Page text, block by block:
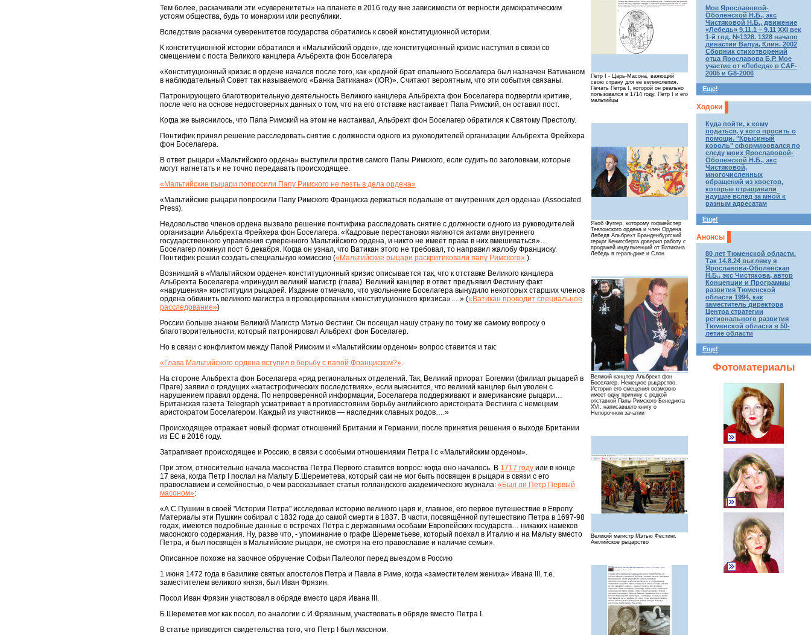
Петр I - Царь-Масона, ваяющий
свою страну для её великолепия.
Печать Петра I, которой он реально
пользовался в 1714 году. Петр I и его
мальтийцы
Якоб Фуггер, которому гофмейстер
Тевтонского ордена и член Ордена
Лебедя Альбрехт Бранденбургский
герцог Кенигсберга доверил работу с
продажей индульгенций от Ватикана.
Лебедь в геральдике и Слон
Великий канцлер Альбрехт фон
Боселагер. Немецкое рыцарство.
История его смещения возможно
имеет одну причину с редкой
отставкой Папы Римского Бенедикта
XVI, написавшего книгу о
Непорочном зачатии
Великий магистр Мэтью Фестинг.
Английское рыцарство
Тем более, раскачивали эти «суверенитеты» на планете в 2016 году вне зависимости от верности демократическим
устоям общества, будь то монархии или республики.
Вследствие раскачки суверенитетов государства обратились к своей конституционной истории.
К конституционной истории обратился и «Мальтийский орден», где конституционный кризис наступил в связи со
смещением с поста Великого канцлера Альбрехта фон Боселагера
«Конституционный кризис в ордене начался после того, как «родной брат опального Боселагера был назначен Ватиканом
в наблюдательный Совет так называемого «Банка Ватикана» (IOR)». Считают вероятным, что эти события связаны.
Патронирующего благотворительную деятельность Великого канцлера Альбрехта фон Боселагера подвергли критике,
после чего на основе недостоверных данных о том, что на его отставке настаивает Папа Римский, он оставил пост.
Когда же выяснилось, что Папа Римский на этом не настаивал, Альбрехт фон Боселагер обратился к Святому Престолу.
Понтифик принял решение расследовать снятие с должности одного из руководителей организации Альбрехта Фрейхера
фон Боселагера.
В ответ рыцари «Мальтийского ордена» выступили против самого Папы Римского, если судить по заголовкам, которые
могут нагнетать и не точно передавать происходящее.
«Мальтийские рыцари попросили Папу Римского не лезть в дела ордена»
«Мальтийские рыцари попросили Папу Римского Франциска держаться подальше от внутренних дел ордена» (Associated
Press).
Недовольство членов ордена вызвало решение понтифика расследовать снятие с должности одного из руководителей
организации Альбрехта Фрейхера фон Боселагера. «Кадровые перестановки являются актами внутреннего
государственного управления суверенного Мальтийского ордена, и никто не имеет права в них вмешиваться»…
Боселагер покинул пост 6 декабря. Когда он узнал, что Ватикан этого не требовал, то направил жалобу Франциску.
Понтифик решил создать специальную комиссию («Мальтийские рыцари раскритиковали папу Римского» ).
Возникший в «Мальтийском ордене» конституционный кризис описывается так, что к отставке Великого канцлера
Альбрехта Боселагера «принудил великий магистр (глава). Великий канцлер в ответ предъявил Фестингу факт
«нарушения» конституции рыцарей. Издание отмечало, что увольнение Боселагера вынудило некоторых старших членов
ордена обвинить великого магистра в провоцировании «конституционного кризиса»….» («Ватикан проводит специальное
расследование»)
России больше знаком Великий Магистр Мэтью Фестинг. Он посещал нашу страну по тому же самому вопросу о
благотворительности, который патронировал Альбрехт фон Боселагер.
Но в связи с конфликтом между Папой Римским и «Мальтийским орденом» вопрос ставится и так:
«Глава Мальтийского ордена вступил в борьбу с папой Франциском?».
На стороне Альбрехта фон Боселагера «ряд региональных отделений. Так, Великий приорат Богемии (филиал рыцарей в
Праге) заявил о грядущих «катастрофических последствиях», если выяснится, что великий канцлер был уволен с
нарушением правил ордена. По непроверенной информации, Боселагера поддерживают и американские рыцари…
Британская газета Telegraph усматривает в противостоянии борьбу английского аристократа Фестинга с немецким
аристократом Боселагером. Каждый из участников — наследник славных родов….»
Происходящее отражает новый формат отношений Британии и Германии, после принятия решения о выходе Британии
из ЕС в 2016 году.
Затрагивает происходящее и Россию, в связи с особыми отношениями Петра I c «Мальтийским орденом».
При этом, относительно начала масонства Петра Первого ставится вопрос: когда оно началось. В 1717 году или в конце
17 века, когда Петр I послал на Мальту Б.Шереметева, который сам не мог быть посвящен в рыцари в связи с его
православием и семейностью, о чем рассказывает статья голландского академического журнала: «Был ли Петр Первый
масоном»:
«А.С.Пушкин в своей "Истории Петра" исследовал историю великого царя и, главное, его первое путешествие в Европу.
Материалы эти Пушкин собирал с 1832 года до самой смерти в 1837. В части, посвящённой путешествию Петра в 1697-98
годах, имеются подробные данные о встречах Петра с державными особами Европейских государств… никаких намёков
масонского содержания. Ну, разве что, - упоминание о графе Шереметьеве, который поехал в Италию и на Мальту вместо
Петра, и был посвящён в Мальтийские рыцари, не смотря на его православие и наличие семьи».
Описанное похоже на заочное обручение Софьи Палеолог перед выездом в Россию
1 июня 1472 года в базилике святых апостолов Петра и Павла в Риме, когда «заместителем жениха» Ивана III, т.е.
заместителем великого князя, был Иван Фрязин.
Посол Иван Фрязин участвовал в обряде вместо царя Ивана III.
Б.Шереметев мог как посол, по аналогии с И.Фрязиным, участвовать в обряде вместо Петра I.
В статье приводятся свидетельства того, что Петр I был масоном.
Мое Ярославовой-
Оболенской Н.Б., экс
Чистяковой Н.Б., движение
«Лебедь» 9.11.1 – 9.11 XXI век
1-й год. №1328. 1328 начало
династии Валуа, Клин. 2002
Сборник стихотворений
отца Ярославова Б.Р. Мое
участие от «Лебедя» в CAF-
2005 и G8-2006
Еще!
Ходоки
Куда пойти, к кому
податься, у кого просить о
помощи. "Крысиный
король" сформировался по
следу моих Ярославовой-
Оболенской Н.Б., экс
Чистяковой,
многочисленных
обращений из хвостов,
которые отращивали
идущие вслед за мной к
разным адресатам
Еще!
Анонсы
80 лет Тюменской области.
Так 14.8.24 выгляжу я
Ярославова-Оболенская
Н.Б., экс Чистякова, автор
Концепции и Программы
развития Тюменской
области 1994, как
заместитель директора
Центра стратегии
регионального развития
Тюменской области в 50-
летие области
Еще!
Фотоматериалы